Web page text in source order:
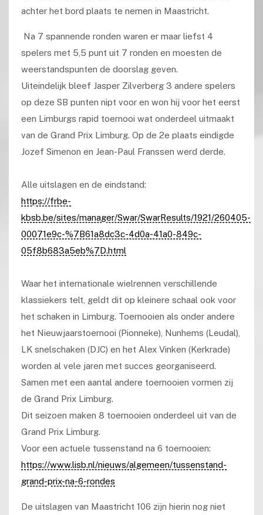
achter het bord plaats te nemen in Maastricht.
Na 7 spannende ronden waren er maar liefst 4
spelers met 5,5 punt uit 7 ronden en moesten de
weerstandspunten de doorslag geven.
Uiteindelijk bleef Jasper Zilverberg 3 andere spelers
op deze SB punten nipt voor en won hij voor het eerst
een Limburgs rapid toernooi wat onderdeel uitmaakt
van de Grand Prix Limburg. Op de 2e plaats eindigde
Jozef Simenon en Jean-Paul Franssen werd derde.
Alle uitslagen en de eindstand:
https://frbe-
kbsb.be/sites/manager/Swar/SwarResults/1921/260405-
00071e9c-%7B61a8dc3c-4d0a-41a0-849c-
05f8b683a5eb%7D.html
Waar het internationale wielrennen verschillende
klassiekers telt, geldt dit op kleinere schaal ook voor
het schaken in Limburg. Toernooien als onder andere
het Nieuwjaarstoernooi (Pionneke), Nunhems (Leudal),
LK snelschaken (DJC) en het Alex Vinken (Kerkrade)
worden al vele jaren met succes georganiseerd.
Samen met een aantal andere toernooien vormen zij
de Grand Prix Limburg.
Dit seizoen maken 8 toernooien onderdeel uit van de
Grand Prix Limburg.
Voor een actuele tussenstand na 6 toernooien:
https://www.lisb.nl/nieuws/algemeen/tussenstand-
grand-prix-na-6-rondes
De uitslagen van Maastricht 106 zijn hierin nog niet